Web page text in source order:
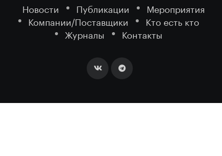
Новости Публикации
Мероприятия
Компании/Поставщики
Кто есть кто
Журналы
Контакты